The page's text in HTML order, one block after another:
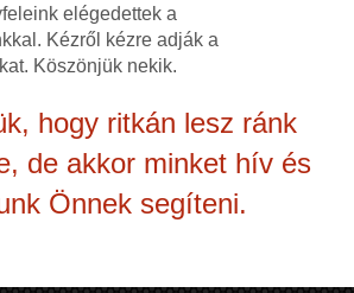
elégedettek a
Kézről kézre adják a
Köszönjük nekik.
hogy ritkán lesz ránk
de akkor minket hív és
Önnek segíteni.